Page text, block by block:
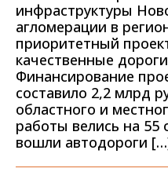
инфраструктуры
агломерации в
приоритетный
качественные
Финансирование
составило 2,2 млрд
областного и
работы велись на 55
вошли автодороги